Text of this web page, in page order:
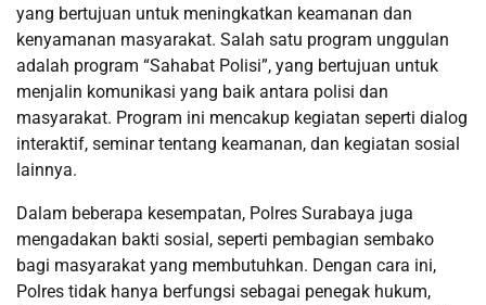
yang bertujuan untuk meningkatkan keamanan dan
kenyamanan masyarakat. Salah satu program unggulan
adalah program “Sahabat Polisi”, yang bertujuan untuk
menjalin komunikasi yang baik antara polisi dan
masyarakat. Program ini mencakup kegiatan seperti dialog
interaktif, seminar tentang keamanan, dan kegiatan sosial
lainnya.
Dalam beberapa kesempatan, Polres Surabaya juga
mengadakan bakti sosial, seperti pembagian sembako
bagi masyarakat yang membutuhkan. Dengan cara ini,
Polres tidak hanya berfungsi sebagai penegak hukum,